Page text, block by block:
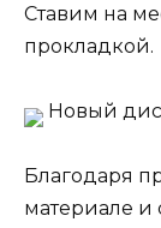
Ставим на
прокладкой.
Новый
Благодаря
материале и